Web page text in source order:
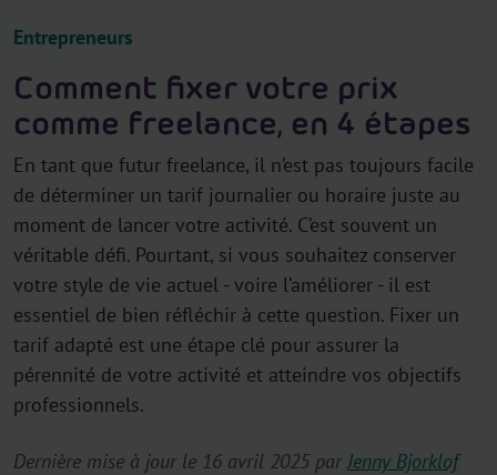
Entrepreneurs
Comment fixer votre prix
comme freelance, en 4 étapes
En tant que futur freelance, il n’est pas toujours facile
de déterminer un tarif journalier ou horaire juste au
moment de lancer votre activité. C’est souvent un
véritable défi. Pourtant, si vous souhaitez conserver
votre style de vie actuel - voire l’améliorer - il est
essentiel de bien réfléchir à cette question. Fixer un
tarif adapté est une étape clé pour assurer la
pérennité de votre activité et atteindre vos objectifs
professionnels.
Dernière mise à jour le 16 avril 2025 par Jenny Bjorklof